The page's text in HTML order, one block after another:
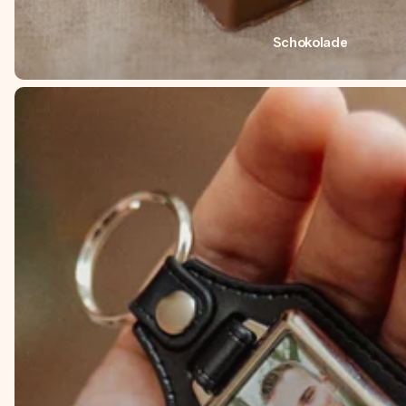
Schokolade